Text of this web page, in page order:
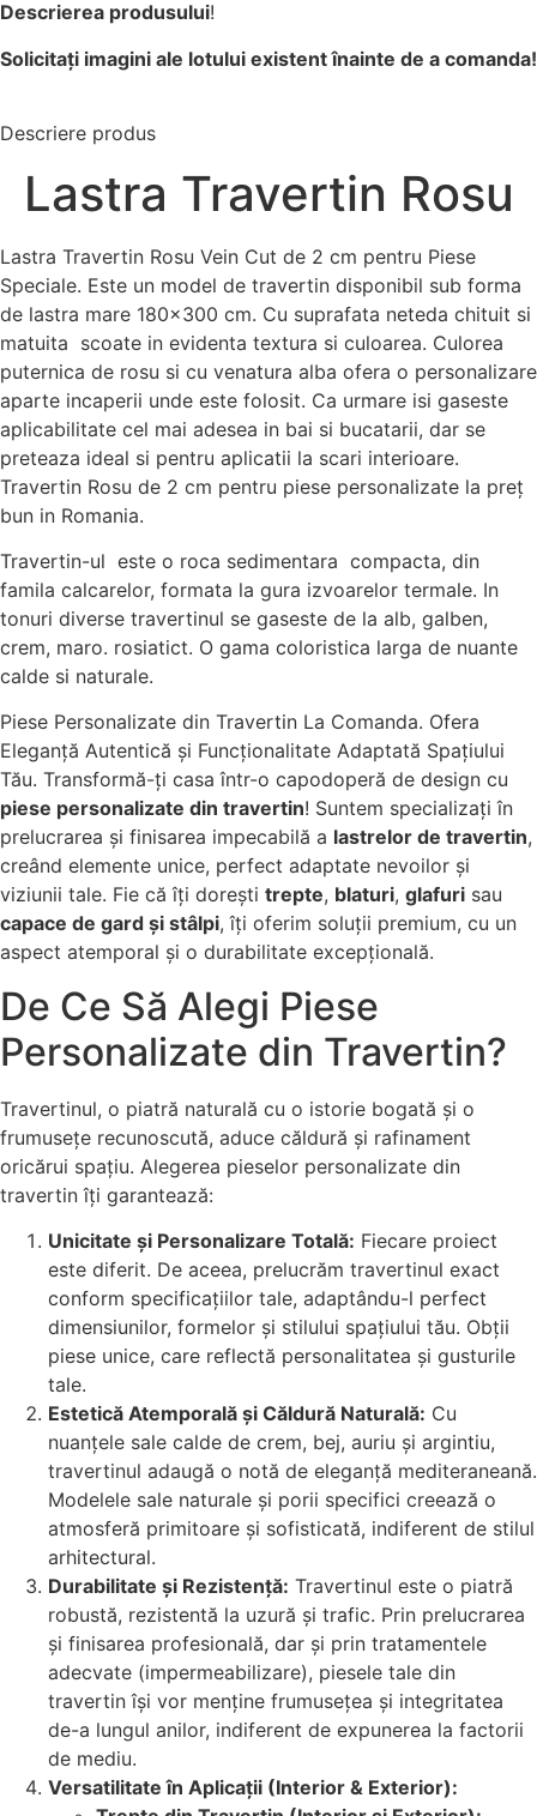
Descrierea produsului!
Solicitați imagini ale lotului existent înainte de a comanda!
Descriere produs
Lastra Travertin Rosu
Lastra Travertin Rosu Vein Cut de 2 cm pentru Piese
Speciale. Este un model de travertin disponibil sub forma
de lastra mare 180×300 cm. Cu suprafata neteda chituit si
matuita scoate in evidenta textura si culoarea. Culorea
puternica de rosu si cu venatura alba ofera o personalizare
aparte incaperii unde este folosit. Ca urmare isi gaseste
aplicabilitate cel mai adesea in bai si bucatarii, dar se
preteaza ideal si pentru aplicatii la scari interioare.
Travertin Rosu de 2 cm pentru piese personalizate la preț
bun in Romania.
Travertin-ul este o roca sedimentara compacta, din
famila calcarelor, formata la gura izvoarelor termale. In
tonuri diverse travertinul se gaseste de la alb, galben,
crem, maro. rosiatict. O gama coloristica larga de nuante
calde si naturale.
Piese Personalizate din Travertin La Comanda. Ofera
Eleganță Autentică și Funcționalitate Adaptată Spațiului
Tău. Transformă-ți casa într-o capodoperă de design cu
piese personalizate din travertin! Suntem specializați în
prelucrarea și finisarea impecabilă a lastrelor de travertin,
creând elemente unice, perfect adaptate nevoilor și
viziunii tale. Fie că îți dorești trepte, blaturi, glafuri sau
capace de gard și stâlpi, îți oferim soluții premium, cu un
aspect atemporal și o durabilitate excepțională.
De Ce Să Alegi Piese
Personalizate din Travertin?
Travertinul, o piatră naturală cu o istorie bogată și o
frumusețe recunoscută, aduce căldură și rafinament
oricărui spațiu. Alegerea pieselor personalizate din
travertin îți garantează:
Unicitate și Personalizare Totală: Fiecare proiect
este diferit. De aceea, prelucrăm travertinul exact
conform specificațiilor tale, adaptându-l perfect
dimensiunilor, formelor și stilului spațiului tău. Obții
piese unice, care reflectă personalitatea și gusturile
tale.
Estetică Atemporală și Căldură Naturală: Cu
nuanțele sale calde de crem, bej, auriu și argintiu,
travertinul adaugă o notă de eleganță mediteraneană.
Modelele sale naturale și porii specifici creează o
atmosferă primitoare și sofisticată, indiferent de stilul
arhitectural.
Durabilitate și Rezistență: Travertinul este o piatră
robustă, rezistentă la uzură și trafic. Prin prelucrarea
și finisarea profesională, dar și prin tratamentele
adecvate (impermeabilizare), piesele tale din
travertin își vor menține frumusețea și integritatea
de-a lungul anilor, indiferent de expunerea la factorii
de mediu.
Versatilitate în Aplicații (Interior & Exterior):